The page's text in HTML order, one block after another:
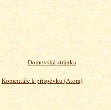
Domovská stránka
Komentáře k příspěvku (Atom)